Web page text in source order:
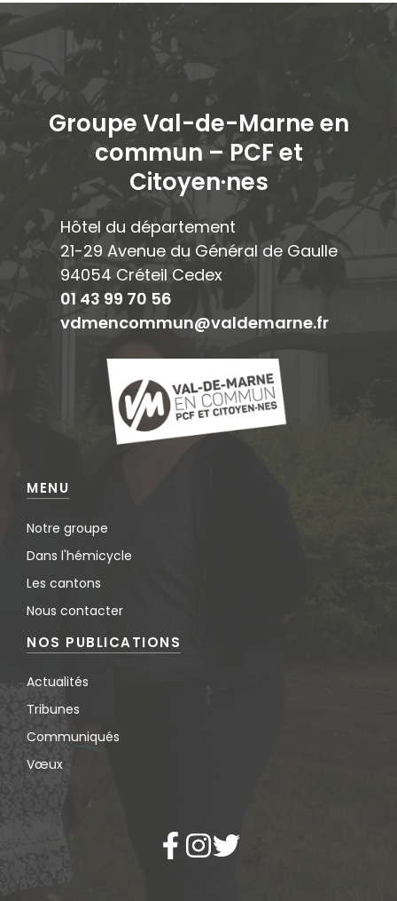
Groupe Val-de-Marne en
commun – PCF et
Citoyen·nes
Hôtel du département
21-29 Avenue du Général de Gaulle
94054 Créteil Cedex
01 43 99 70 56
vdmencommun@valdemarne.fr
MENU
Notre groupe
Dans l'hémicycle
Les cantons
Nous contacter
NOS PUBLICATIONS
Actualités
Tribunes
Communiqués
Vœux